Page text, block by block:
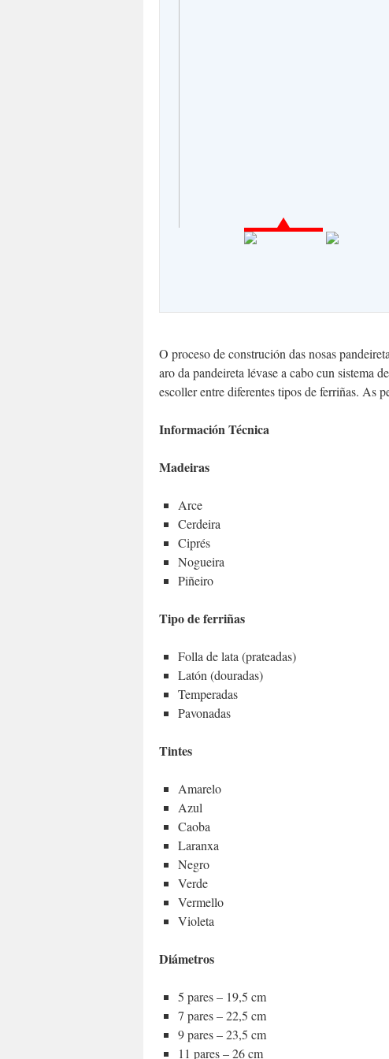
O proceso de construción das nosas
aro da pandeireta lévase a cabo cun sistema
escoller entre diferentes tipos de ferriñas. As
Información Técnica
Madeiras
Arce
Cerdeira
Ciprés
Nogueira
Piñeiro
Tipo de ferriñas
Folla de lata (prateadas)
Latón (douradas)
Temperadas
Pavonadas
Tintes
Amarelo
Azul
Caoba
Laranxa
Negro
Verde
Vermello
Violeta
Diámetros
5 pares – 19,5 cm
7 pares – 22,5 cm
9 pares – 23,5 cm
11 pares – 26 cm